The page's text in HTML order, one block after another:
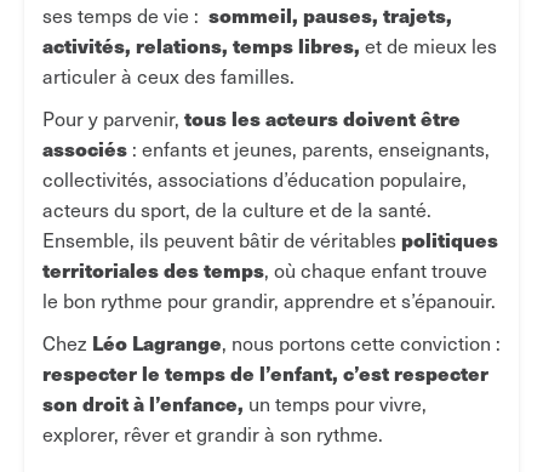
ses temps de vie : sommeil, pauses, trajets,
activités, relations, temps libres, et de mieux les
articuler à ceux des familles.
Pour y parvenir, tous les acteurs doivent être
associés : enfants et jeunes, parents, enseignants,
collectivités, associations d’éducation populaire,
acteurs du sport, de la culture et de la santé.
Ensemble, ils peuvent bâtir de véritablespolitiques
territoriales des temps, où chaque enfant trouve
le bon rythme pour grandir, apprendre et s’épanouir.
Chez Léo Lagrange, nous portons cette conviction :
respecter le temps de l’enfant, c’est respecter
son droit à l’enfance, un temps pour vivre,
explorer, rêver et grandir à son rythme.